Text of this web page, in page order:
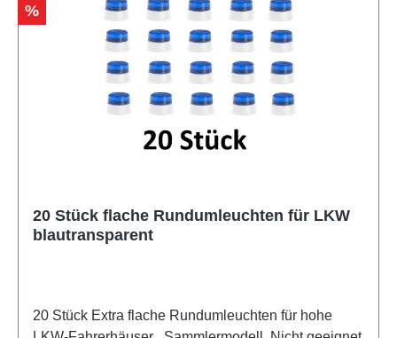
Rabatt
%
20 Stück flache Rundumleuchten für LKW
blautransparent
20 Stück Extra flache Rundumleuchten für hohe